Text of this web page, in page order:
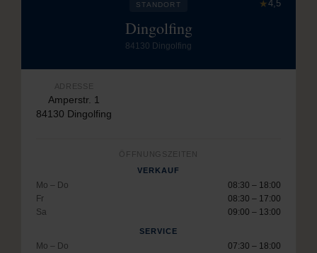
★4,5
STANDORT
Dingolfing
84130 Dingolfing
ADRESSE
Amperstr. 1
84130 Dingolfing
ÖFFNUNGSZEITEN
VERKAUF
Mo – Do
08:30 – 18:00
Fr
08:30 – 17:00
Sa
09:00 – 13:00
SERVICE
Mo – Do
07:30 – 18:00